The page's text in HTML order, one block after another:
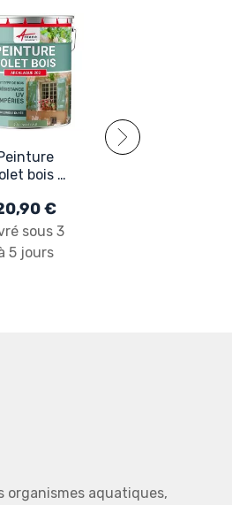
bois :
202 €
sous 3
5 jours
organismes aquatiques,